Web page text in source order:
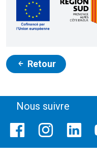
Retour
Nous suivre